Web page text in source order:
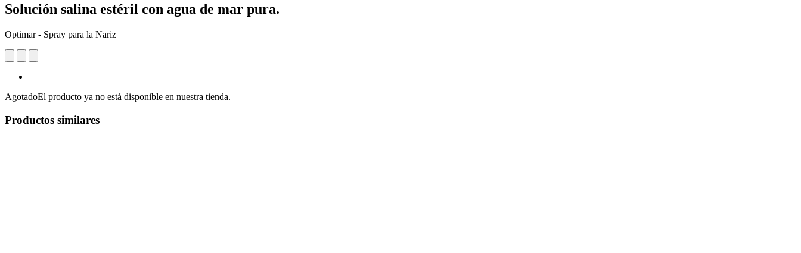
Solución salina estéril con agua de mar pura.
Optimar - Spray para la Nariz
AgotadoEl producto ya no está disponible en nuestra tienda.
Productos similares